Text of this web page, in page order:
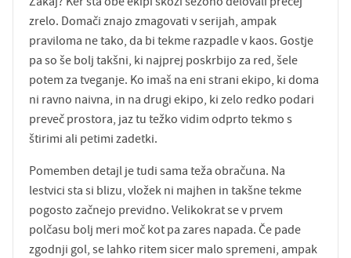
zrelo. Domači znajo zmagovati v serijah, ampak
praviloma ne tako, da bi tekme razpadle v kaos. Gostje
pa so še bolj takšni, ki najprej poskrbijo za red, šele
potem za tveganje. Ko imaš na eni strani ekipo, ki doma
ni ravno naivna, in na drugi ekipo, ki zelo redko podari
preveč prostora, jaz tu težko vidim odprto tekmo s
štirimi ali petimi zadetki.
Pomemben detajl je tudi sama teža obračuna. Na
lestvici sta si blizu, vložek ni majhen in takšne tekme
pogosto začnejo previdno. Velikokrat se v prvem
polčasu bolj meri moč kot pa zares napada. Če pade
zgodnji gol, se lahko ritem sicer malo spremeni, ampak